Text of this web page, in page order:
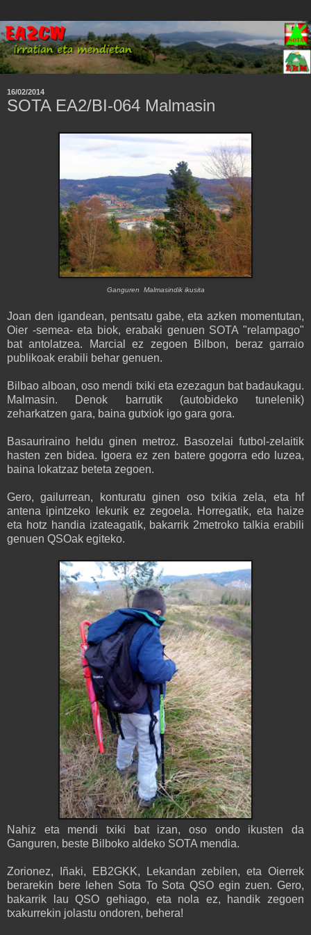
16/02/2014
SOTA EA2/BI-064 Malmasin
Ganguren Malmasindik ikusita
Joan den igandean, pentsatu gabe, eta azken momentutan,
Oier -semea- eta biok, erabaki genuen SOTA "relampago"
bat antolatzea. Marcial ez zegoen Bilbon, beraz garraio
publikoak erabili behar genuen.
Bilbao alboan, oso mendi txiki eta ezezagun bat badaukagu.
Malmasin. Denok barrutik (autobideko tunelenik)
zeharkatzen gara, baina gutxiok igo gara gora.
Basauriraino heldu ginen metroz. Basozelai futbol-zelaitik
hasten zen bidea. Igoera ez zen batere gogorra edo luzea,
baina lokatzaz beteta zegoen.
Gero, gailurrean, konturatu ginen oso txikia zela, eta hf
antena ipintzeko lekurik ez zegoela. Horregatik, eta haize
eta hotz handia izateagatik, bakarrik 2metroko talkia erabili
genuen QSOak egiteko.
Nahiz eta mendi txiki bat izan, oso ondo ikusten da
Ganguren, beste Bilboko aldeko SOTA mendia.
Zorionez, Iñaki, EB2GKK, Lekandan zebilen, eta Oierrek
berarekin bere lehen Sota To Sota QSO egin zuen. Gero,
bakarrik lau QSO gehiago, eta nola ez, handik zegoen
txakurrekin jolastu ondoren, behera!